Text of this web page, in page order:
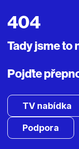
404
Tady jsme to
Pojďte
TV nabídka
Podpora